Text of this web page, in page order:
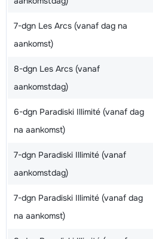
7-dgn Les Arcs (vanaf dag na
aankomst)
8-dgn Les Arcs (vanaf
aankomstdag)
6-dgn Paradiski Illimité (vanaf dag
na aankomst)
7-dgn Paradiski Illimité (vanaf
aankomstdag)
7-dgn Paradiski Illimité (vanaf dag
na aankomst)